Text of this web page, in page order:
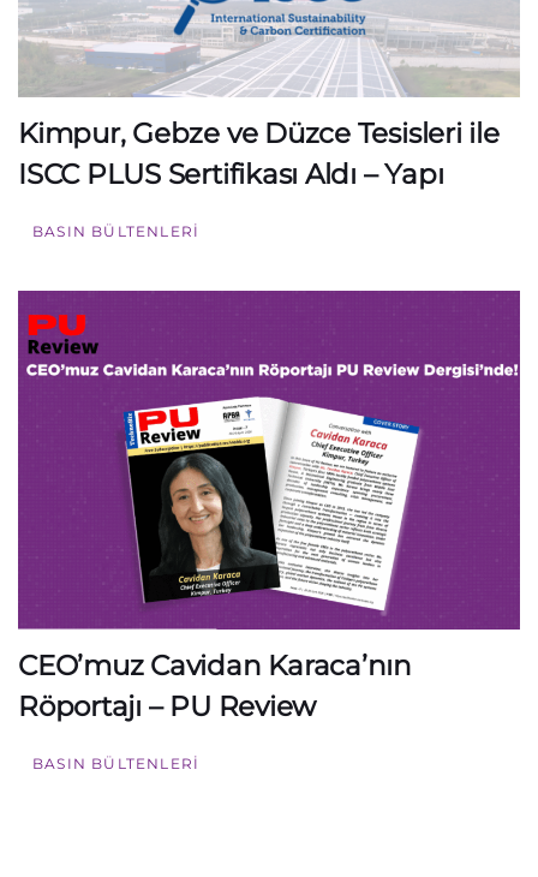
Kimpur, Gebze ve Düzce Tesisleri ile
ISCC PLUS Sertifikası Aldı – Yapı
BASIN BÜLTENLERI
CEO’muz Cavidan Karaca’nın
Röportajı – PU Review
BASIN BÜLTENLERI